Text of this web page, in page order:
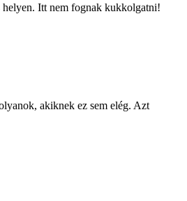
helyen. Itt nem fognak kukkolgatni!
akiknek ez sem elég. Azt